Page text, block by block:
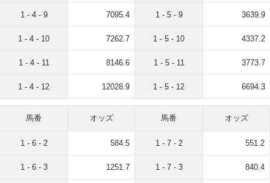
1 - 4 - 9 7095.4
1 - 4 - 10 7262.7
1 - 4 - 11 8146.6
1 - 4 - 12 12028.9
1 - 5 - 9 3639.9
1 - 5 - 10 4337.2
1 - 5 - 11 3773.7
1 - 5 - 12 6694.3
馬番 オッズ
1 - 6 - 2 584.5
1 - 6 - 3 1251.7
馬番 オッズ
1 - 7 - 2 551.2
1 - 7 - 3 840.4